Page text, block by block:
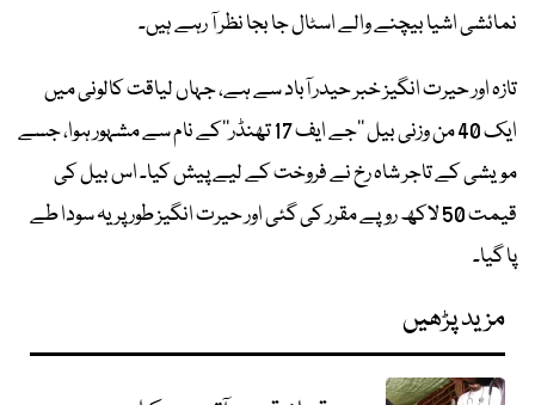
نمائشی اشیا بیچنے والے اسٹال جا بجا نظر آ رہے ہیں۔
تازہ اور حیرت انگیز خبر حیدر آباد سے ہے، جہاں لیاقت کالونی میں
ایک 40 من وزنی بیل ’’جے ایف 17 تھنڈر‘‘کے نام سے مشہور ہوا، جسے
مویشی کے تاجر شاہ رخ نے فروخت کے لیے پیش کیا۔ اس بیل کی
قیمت 50 لاکھ روپے مقرر کی گئی اور حیرت انگیز طور پر یہ سودا طے
پا گیا۔
مزید پڑھیں